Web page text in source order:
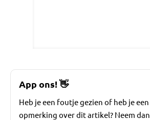
App ons!👋
Heb je een foutje gezien of heb je een
opmerking over dit artikel? Neem dan